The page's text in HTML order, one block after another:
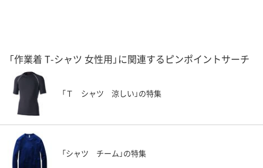
「作業着 T-シャツ 女性用」に関連するピンポイントサーチ
「Ｔ シャツ 涼しい」の特集
「シャツ チーム」の特集